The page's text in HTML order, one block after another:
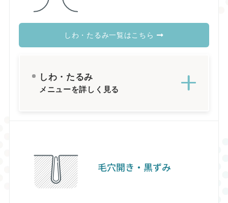
しわ・たるみ一覧はこちら
しわ・たるみ
メニューを詳しく見る
毛穴開き・黒ずみ